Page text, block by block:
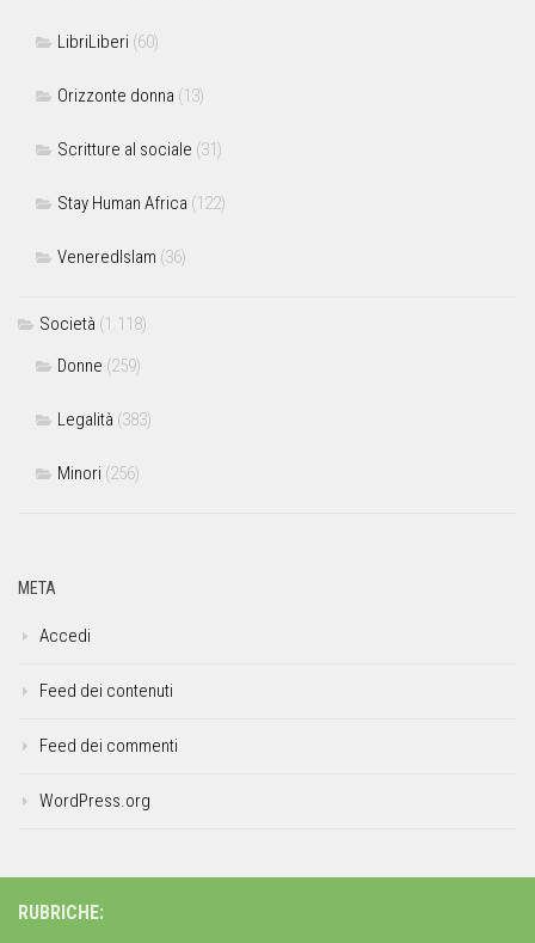
LibriLiberi (60)
Orizzonte donna (13)
Scritture al sociale (31)
Stay Human Africa (122)
VeneredIslam (36)
Società (1.118)
Donne (259)
Legalità (383)
Minori (256)
META
Accedi
Feed dei contenuti
Feed dei commenti
WordPress.org
RUBRICHE: